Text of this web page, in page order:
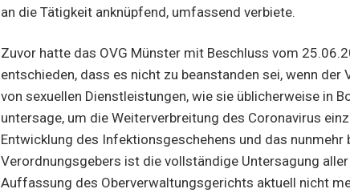
an die Tätigkeit anknüpfend, umfassend verbiete.
Zuvor hatte das OVG Münster mit Beschluss vom
entschieden, dass es nicht zu beanstanden sei, wenn der
von sexuellen Dienstleistungen, wie sie üblicherweise in
untersage, um die Weiterverbreitung des Coronavirus
Entwicklung des Infektionsgeschehens und das
Verordnungsgebers ist die vollständige Untersagung
Auffassung des Oberverwaltungsgerichts aktuell nicht